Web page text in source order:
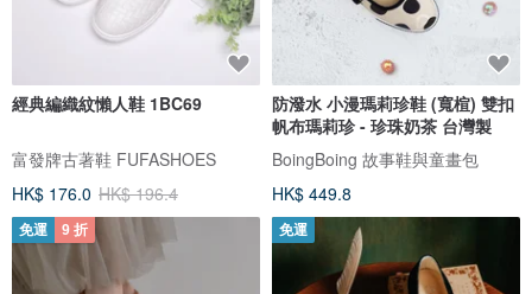
經典編織紋懶人鞋 1BC69
富發牌古著鞋 FUFASHOES
HK$ 176.0 HK$ 196.4
防潑水 小漫瑪莉珍鞋 (寬楦) 雙扣
帆布瑪莉珍 - 珍珠奶茶 台灣製
BoingBoing 故事鞋與童畫包
HK$ 449.8
免運 9 折 免運